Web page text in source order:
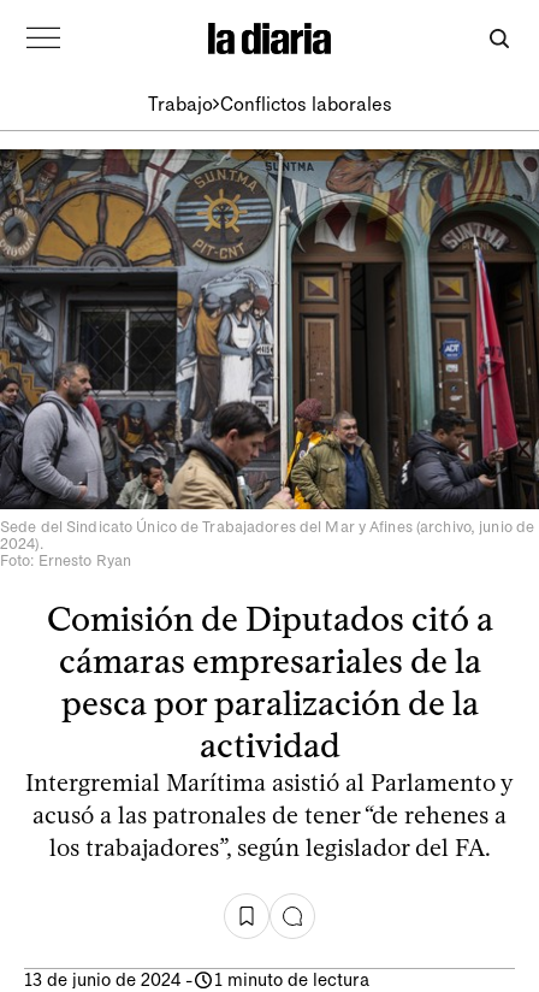
Trabajo Conflictos laborales
Sede del Sindicato Único de Trabajadores del Mar y Afines (archivo, junio de
2024).
Foto: Ernesto Ryan
Comisión de Diputados citó a
cámaras empresariales de la
pesca por paralización de la
actividad
Intergremial Marítima asistió al Parlamento y
acusó a las patronales de tener “de rehenes a
los trabajadores”, según legislador del FA.
13 de junio de 2024 - 1 minuto de lectura